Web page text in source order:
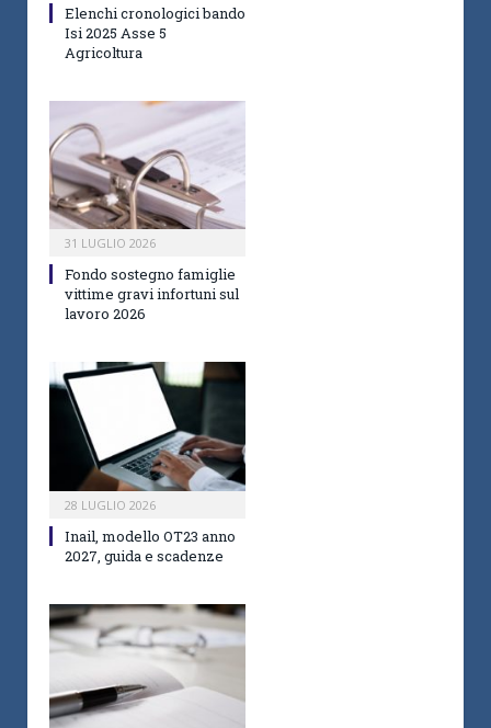
Elenchi cronologici bando
Isi 2025 Asse 5
Agricoltura
31 LUGLIO 2026
Fondo sostegno famiglie
vittime gravi infortuni sul
lavoro 2026
28 LUGLIO 2026
Inail, modello OT23 anno
2027, guida e scadenze